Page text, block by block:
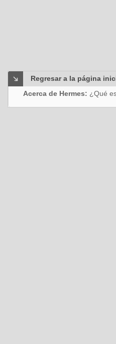
Regresar a la página
Acerca de Hermes: ¿Qué